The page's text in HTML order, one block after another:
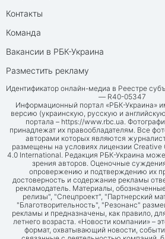
Контакты
Команда
Вакансии в РБК-Украина
Разместить рекламу
Идентификатор онлайн-медиа в Реестре
— R40-05347
Информационный портал «РБК-Украина»
версию (украинскую, русскую и
портала – https://www.rbc.ua.
принадлежат их правообладателям. Все
авторами которых являются
размещены на условиях лицензии Creative
4.0 International. Редакция РБК-Украина
зрения авторов. Оценочные
опровержению и подтверждению их
достоверность и содержание рекламы
рекламодатель. Материалы,
релизы", "Спецпроект", "Партнерский
"Благотворительность", "Резонанс"
рекламы и предназначены, как правило,
летнего возраста. «Новости компании» –
формат, охватывающий новости,